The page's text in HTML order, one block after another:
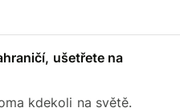
ušetřete na
kdekoli na světě.